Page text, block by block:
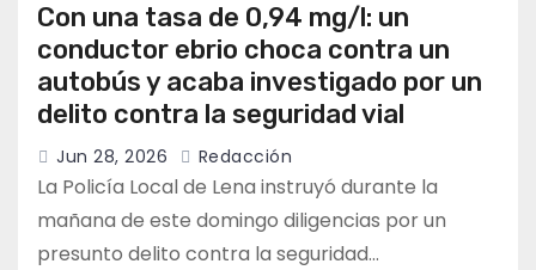
Con una tasa de 0,94 mg/l: un
conductor ebrio choca contra un
autobús y acaba investigado por un
delito contra la seguridad vial
Jun 28, 2026 Redacción
La Policía Local de Lena instruyó durante la
mañana de este domingo diligencias por un
presunto delito contra la seguridad…